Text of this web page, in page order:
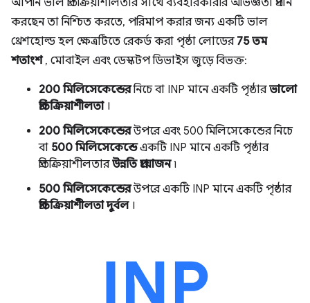
করছেন তা নিশ্চিত করতে, পরিমাপ করার জন্য একটি ভাল
থ্রেশহোল্ড হল ক্ষেত্রটিতে রেকর্ড করা পৃষ্ঠা লোডের 75 তম
শতাংশ, মোবাইল এবং ডেস্কটপ ডিভাইস জুড়ে বিভক্ত:
200 মিলিসেকেন্ডেরনিচে বা INP মানে একটি পৃষ্ঠারভালো
প্রতিক্রিয়াশীলতা।
200 মিলিসেকেন্ডেরউপরে এবং 500 মিলিসেকেন্ডের নিচে
বা 500 মিলিসেকেন্ডেএকটি INP মানে একটি পৃষ্ঠার
প্রতিক্রিয়াশীলতারউন্নতি প্রয়োজন৷
500 মিলিসেকেন্ডেরউপরে একটি INP মানে একটি পৃষ্ঠার
প্রতিক্রিয়াশীলতা দুর্বল।